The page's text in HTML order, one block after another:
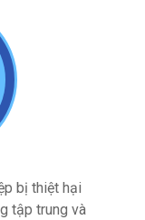
bị thiệt hại
tập trung và